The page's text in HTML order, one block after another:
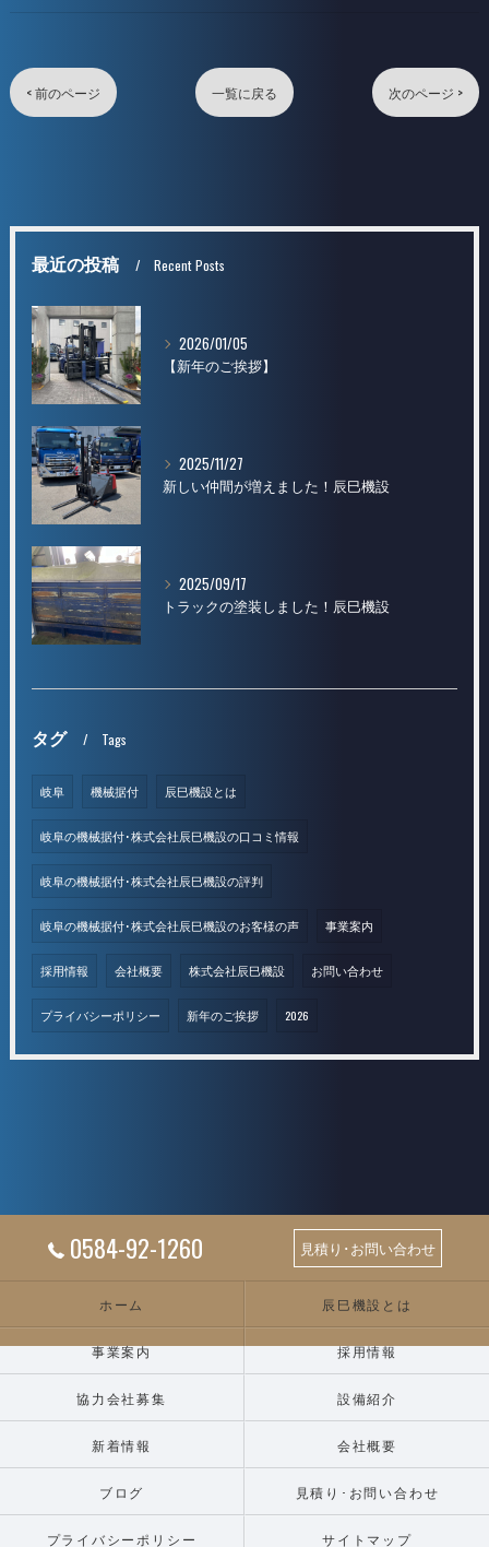
< 前のページ 一覧に戻る 次のページ >
最近の投稿 Recent Posts
2026/01/05
【新年のご挨拶】
2025/11/27
新しい仲間が増えました！辰巳機設
2025/09/17
トラックの塗装しました！辰巳機設
タグ Tags
岐阜 機械据付 辰巳機設とは
岐阜の機械据付･株式会社辰巳機設の口コミ情報
岐阜の機械据付･株式会社辰巳機設の評判
岐阜の機械据付･株式会社辰巳機設のお客様の声 事業案内
採用情報 会社概要 株式会社辰巳機設 お問い合わせ
プライバシーポリシー 新年のご挨拶 2026
0584-92-1260 見積り･お問い合わせ
ホーム 辰巳機設とは
事業案内 採用情報
協力会社募集 設備紹介
新着情報 会社概要
ブログ 見積り･お問い合わせ
プライバシーポリシー サイトマップ